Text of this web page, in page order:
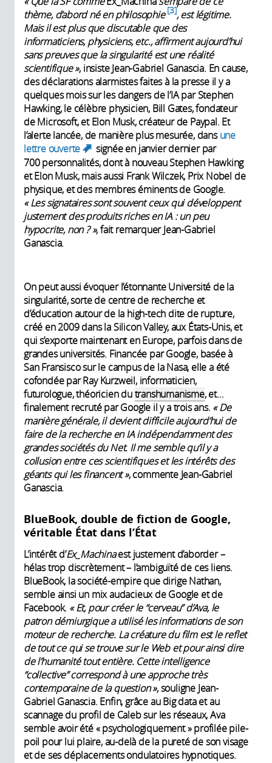
thème, d’abord né en philosophie 3 , est légitime.
Mais il est plus que discutable que des
informaticiens, physiciens, etc., affirment aujourd’hui
sans preuves que la singularité est une réalité
scientifique», insiste Jean-Gabriel Ganascia. En cause,
des déclarations alarmistes faites à la presse il y a
quelques mois sur les dangers de l’IA par Stephen
Hawking, le célèbre physicien, Bill Gates, fondateur
de Microsoft, et Elon Musk, créateur de Paypal. Et
l’alerte lancée, de manière plus mesurée, dansune
lettre ouverte
(link is external)
signée en janvier dernier par
700 personnalités, dont à nouveau Stephen Hawking
et Elon Musk, mais aussi Frank Wilczek, Prix Nobel de
physique, et des membres éminents de Google.
« Les signataires sont souvent ceux qui développent
justement des produits riches en IA : un peu
hypocrite, non ? », fait remarquer Jean-Gabriel
Ganascia.
On peut aussi évoquer l’étonnante Université de la
singularité, sorte de centre de recherche et
d’éducation autour de la high-tech dite de rupture,
créé en 2009 dans la Silicon Valley, aux États-Unis, et
qui s’exporte maintenant en Europe, parfois dans de
grandes universités. Financée par Google, basée à
San Fransisco sur le campus de la Nasa, elle a été
cofondée par Ray Kurzweil, informaticien,
futurologue, théoricien dutranshumanisme, et…
finalement recruté par Google il y a trois ans. « De
manière générale, il devient difficile aujourd’hui de
faire de la recherche en IA indépendamment des
grandes sociétés du Net. Il me semble qu’il y a
collusion entre ces scientifiques et les intérêts des
géants qui les financent », commente Jean-Gabriel
Ganascia.
BlueBook, double de fiction de Google,
véritable État dans l’État
L’intérêt d’Ex_Machinaest justement d’aborder –
hélas trop discrètement – l’ambiguïté de ces liens.
BlueBook, la société-empire que dirige Nathan,
semble ainsi un mix audacieux de Google et de
Facebook. « Et, pour créer le “cerveau” d’Ava, le
patron démiurgique a utilisé les informations de son
moteur de recherche. La créature du film est le reflet
de tout ce qui se trouve sur le Web et pour ainsi dire
de l’humanité tout entière. Cette intelligence
“collective” correspond à une approche très
contemporaine de la question », souligne Jean-
Gabriel Ganascia. Enfin, grâce au Big data et au
scannage du profil de Caleb sur les réseaux, Ava
semble avoir été « psychologiquement » profilée pile-
poil pour lui plaire, au-delà de la pureté de son visage
et de ses déplacements ondulatoires hypnotiques.